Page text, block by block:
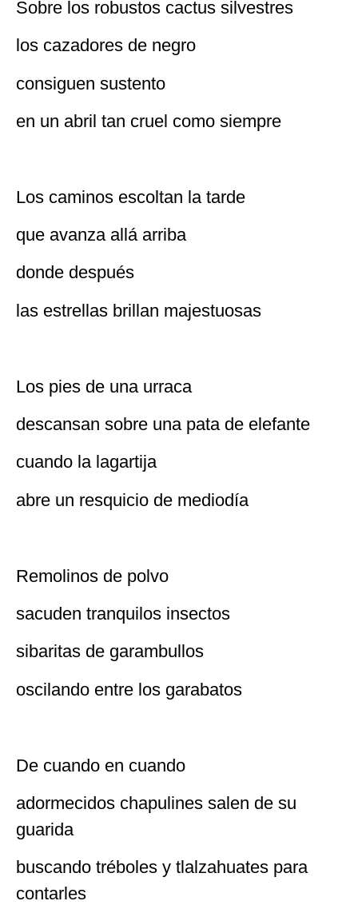
Sobre los robustos cactus silvestres
los cazadores de negro
consiguen sustento
en un abril tan cruel como siempre
Los caminos escoltan la tarde
que avanza allá arriba
donde después
las estrellas brillan majestuosas
Los pies de una urraca
descansan sobre una pata de elefante
cuando la lagartija
abre un resquicio de mediodía
Remolinos de polvo
sacuden tranquilos insectos
sibaritas de garambullos
oscilando entre los garabatos
De cuando en cuando
adormecidos chapulines salen de su
guarida
buscando tréboles y tlalzahuates para
contarles